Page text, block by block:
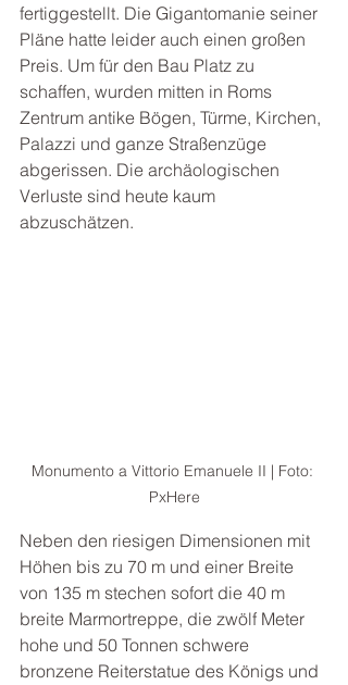
fertiggestellt. Die Gigantomanie seiner
Pläne hatte leider auch einen großen
Preis. Um für den Bau Platz zu
schaffen, wurden mitten in Roms
Zentrum antike Bögen, Türme, Kirchen,
Palazzi und ganze Straßenzüge
abgerissen. Die archäologischen
Verluste sind heute kaum
abzuschätzen.
Monumento a Vittorio Emanuele II | Foto:
PxHere
Neben den riesigen Dimensionen mit
Höhen bis zu 70 m und einer Breite
von 135 m stechen sofort die 40 m
breite Marmortreppe, die zwölf Meter
hohe und 50 Tonnen schwere
bronzene Reiterstatue des Königs und